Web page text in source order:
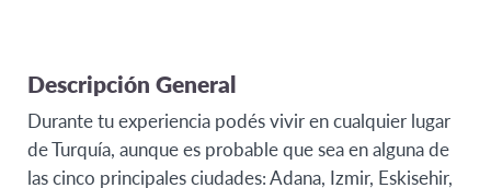
Descripción General
Durante tu experiencia podés vivir en cualquier lugar
de Turquía, aunque es probable que sea en alguna de
las cinco principales ciudades: Adana, Izmir, Eskisehir,